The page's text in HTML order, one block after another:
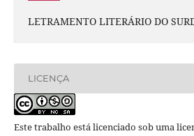
LETRAMENTO LITERÁRIO DO
LICENÇA
Este trabalho está licenciado sob uma